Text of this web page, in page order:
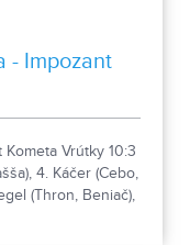
- Impozant
Vrútky 10:3
4. Káčer (Cebo,
(Thron, Beniač),